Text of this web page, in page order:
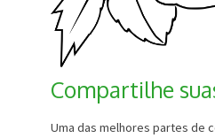
Compartilhe
Uma das melhores partes de